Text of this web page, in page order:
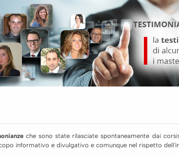
che sono state rilasciate spontaneamente dai
informativo e divulgativo e comunque nel rispetto